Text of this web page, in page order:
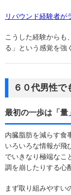
リバウンド経験者が
こうした経験からも
る」という感覚を強
６０代男性で
最初の一歩は「量
内臓脂肪を減らす食
いろいろな情報が飛
でいきなり極端なこ
調を崩したりする心
まず取り組みやすい